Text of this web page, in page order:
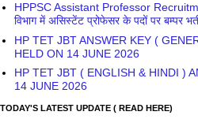
HPPSC Assistant Professor
विभाग में असिस्टेंट प्रोफेसर के पदों पर बम्पर
HP TET JBT ANSWER KEY (
HELD ON 14 JUNE 2026
HP TET JBT ( ENGLISH & HINDI )
14 JUNE 2026
TODAY'S LATEST UPDATE ( READ HERE)